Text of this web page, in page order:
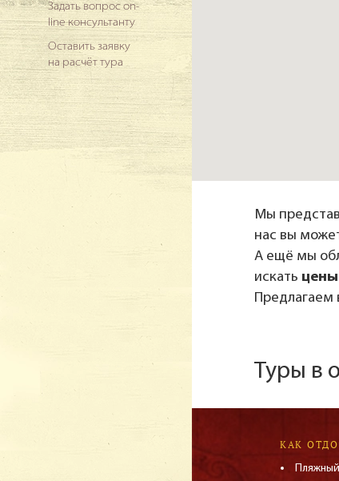
Задать вопрос on-
line консультанту
Оставить заявку
на расчёт тура
Мы
нас вы
А ещё мы
искать
Предлагаем
Туры в
КАК